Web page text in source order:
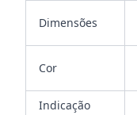
Dimensões
Cor
Indicação